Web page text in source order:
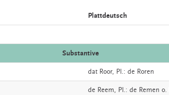
Plattdeutsch
Substantive
dat Roor, Pl.: de Roren
de Reem, Pl.: de Remen o.